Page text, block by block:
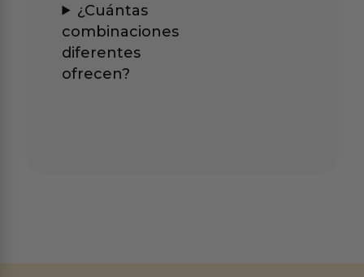
¿Cuántas
combinaciones
diferentes
ofrecen?